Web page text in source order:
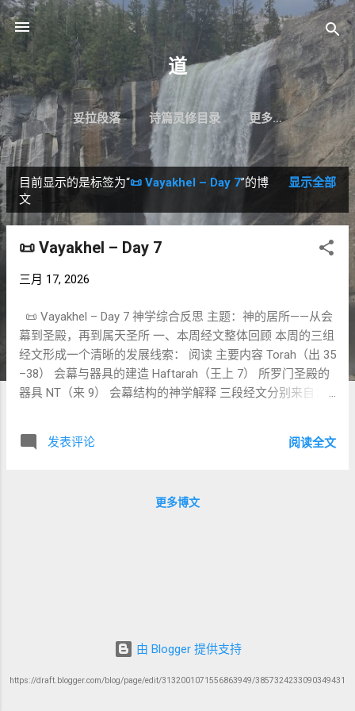
跳至主要内容
道
妥拉段落 诗篇灵修目录 更多…
博
文
目前显示的是标签为“📜 Vayakhel – Day 7”的博
文
显示全部
📜 Vayakhel – Day 7
三月 17, 2026
📜 Vayakhel – Day 7 神学综合反思 主题：神的居所——从会
幕到圣殿，再到属天圣所 一、本周经文整体回顾 本周的三组
经文形成一个清晰的发展线索： 阅读 主要内容 Torah（出 35
–38） 会幕与器具的建造 Haftarah（王上 7） 所罗门圣殿的
器具 NT（来 9） 会幕结构的神学解释 三段经文分别来自：
体建造的 在 Vayakhel 中， 会幕不是由一个人建造， 而是整
所不是权力工程， 而是 群体敬拜的成果 。 三、主题二：会
会幕制度为： παραβολή “象征 / 比喻” 在第二圣殿语境中，
许多犹太思想家也认为： 圣殿结构反映 宇宙秩序 。 例如：
会幕层次 宇宙 外院 地 圣所 天 至圣所 神的居所 📌 因此， 会
发表评论 阅读全文
更多博文
由 Blogger 提供支持
https://draft.blogger.com/blog/page/edit/3132001071556863949/3857324233090349431